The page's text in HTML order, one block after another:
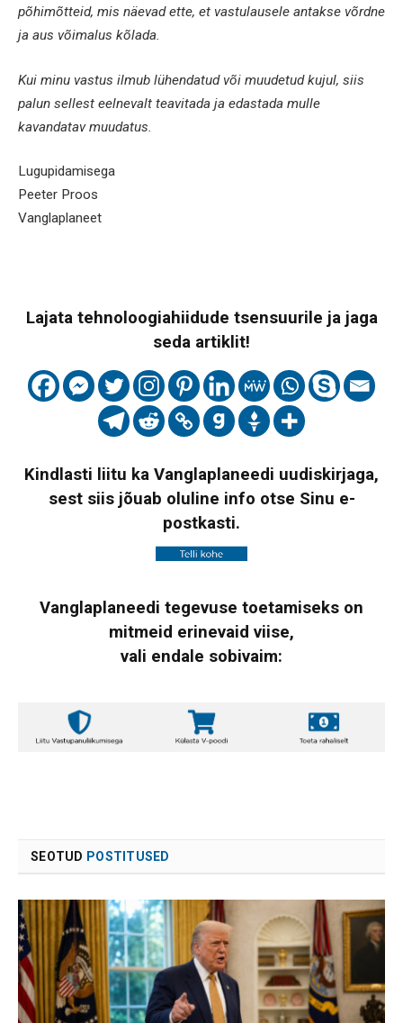
põhimõtteid, mis näevad ette, et vastulausele antakse võrdne
ja aus võimalus kõlada.
Kui minu vastus ilmub lühendatud või muudetud kujul, siis
palun sellest eelnevalt teavitada ja edastada mulle
kavandatav muudatus.
Lugupidamisega
Peeter Proos
Vanglaplaneet
Lajata tehnoloogiahiidude tsensuurile ja jaga
seda artiklit!
Kindlasti liitu ka Vanglaplaneedi uudiskirjaga,
sest siis jõuab oluline info otse Sinu e-
postkasti.
Vanglaplaneedi tegevuse toetamiseks on
mitmeid erinevaid viise,
vali endale sobivaim:
SEOTUD POSTITUSED